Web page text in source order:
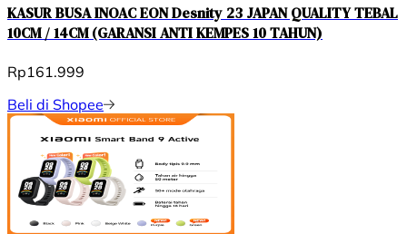
KASUR BUSA INOAC EON Desnity 23 JAPAN QUALITY TEBAL
10CM / 14CM (GARANSI ANTI KEMPES 10 TAHUN)
Rp161.999
Beli di Shopee